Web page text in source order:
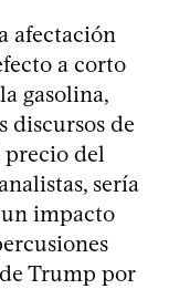
afectación
a corto
gasolina,
discursos de
precio del
sería
impacto
Trump por